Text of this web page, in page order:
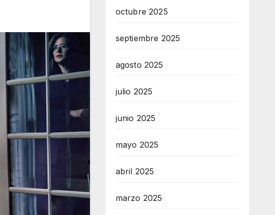
octubre 2025
septiembre 2025
agosto 2025
julio 2025
junio 2025
mayo 2025
abril 2025
marzo 2025